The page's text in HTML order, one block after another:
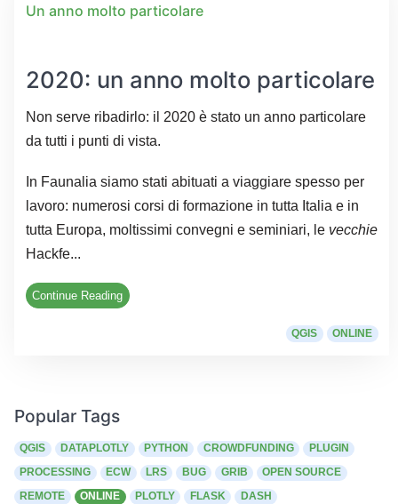
Un anno molto particolare
2020: un anno molto particolare
Non serve ribadirlo: il 2020 è stato un anno particolare
da tutti i punti di vista.
In Faunalia siamo stati abituati a viaggiare spesso per
lavoro: numerosi corsi di formazione in tutta Italia e in
tutta Europa, moltissimi convegni e seminiari, le vecchie
Hackfe...
Continue Reading
QGIS ONLINE
Popular Tags
QGIS DATAPLOTLY PYTHON CROWDFUNDING
PLUGIN
PROCESSING
ECW LRS BUG GRIB
OPEN SOURCE
REMOTE
ONLINE PLOTLY FLASK DASH